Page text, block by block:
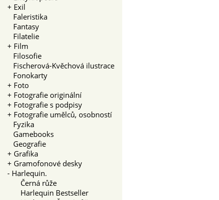
+ Exil
Faleristika
Fantasy
Filatelie
+ Film
Filosofie
Fischerová-Kvěchová ilustrace
Fonokarty
+ Foto
+ Fotografie originální
+ Fotografie s podpisy
+ Fotografie umělců, osobností
Fyzika
Gamebooks
Geografie
+ Grafika
+ Gramofonové desky
- Harlequin.
Černá růže
Harlequin Bestseller